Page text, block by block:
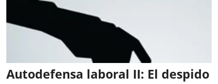
Autodefensa laboral II: El despido